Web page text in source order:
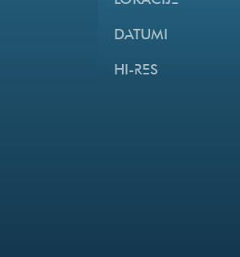
DATUMI
HI-RES